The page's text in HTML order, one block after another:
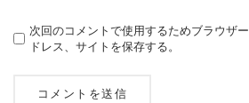
次回のコメントで使用するためブラウザ
ドレス、サイトを保存する。